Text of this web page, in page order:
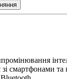
смартфонами